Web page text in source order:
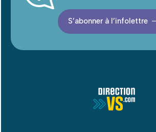
S’abonner à l’infolettre